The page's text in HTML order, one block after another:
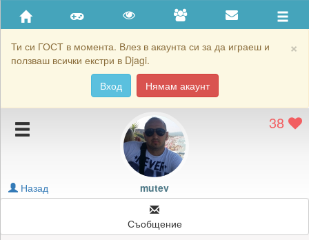
×
Ти си ГОСТ в момента. Влез в акаунта си за да играеш и
ползваш всички екстри в Djagi.
Вход
Нямам акаунт
Приятели
Хронология на игри
Подаръците на mutev
Блокирай mutev
38
mutev
Назад
Съобщение